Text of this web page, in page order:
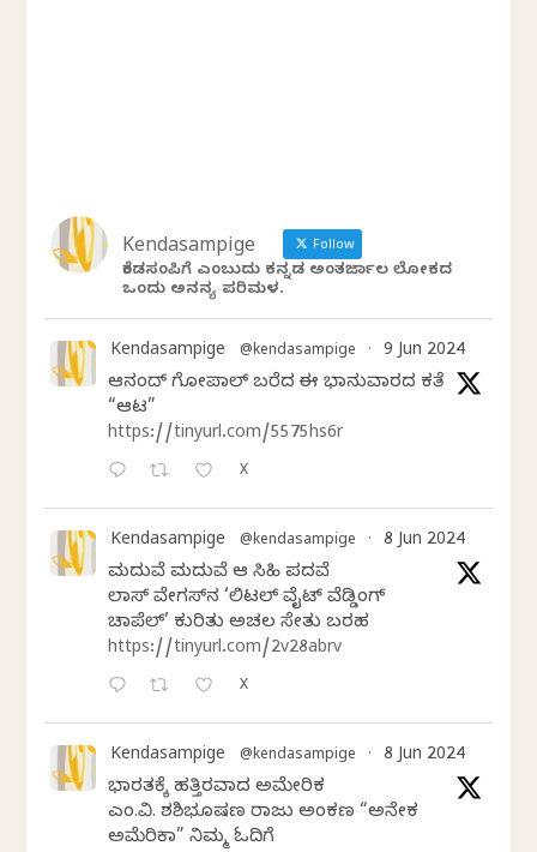
Kendasampige Follow
ಕೆಂಡಸಂಪಿಗೆ ಎಂಬುದು ಕನ್ನಡ ಅಂತರ್ಜಾಲ ಲೋಕದ
ಒಂದು ಅನನ್ಯ ಪರಿಮಳ.
Kendasampige @kendasampige · 9 Jun 2024
ಆನಂದ್‌ ಗೋಪಾಲ್‌ ಬರೆದ ಈ ಭಾನುವಾರದ ಕತೆ
“ಆಟ”
https://tinyurl.com/5575hs6r
X
Kendasampige @kendasampige · 8 Jun 2024
ಮದುವೆ ಮದುವೆ ಆ ಸಿಹಿ ಪದವೆ
ಲಾಸ್‌ ವೇಗಸ್‌ನ ‘ಲಿಟಲ್ ವೈಟ್ ವೆಡ್ಡಿಂಗ್
ಚಾಪೆಲ್’ ಕುರಿತು ಅಚಲ ಸೇತು ಬರಹ
https://tinyurl.com/2v28abrv
X
Kendasampige @kendasampige · 8 Jun 2024
ಭಾರತಕ್ಕೆ ಹತ್ತಿರವಾದ ಅಮೇರಿಕ
ಎಂ.ವಿ. ಶಶಿಭೂಷಣ ರಾಜು ಅಂಕಣ “ಅನೇಕ
ಅಮೆರಿಕಾ” ನಿಮ್ಮ ಓದಿಗೆ